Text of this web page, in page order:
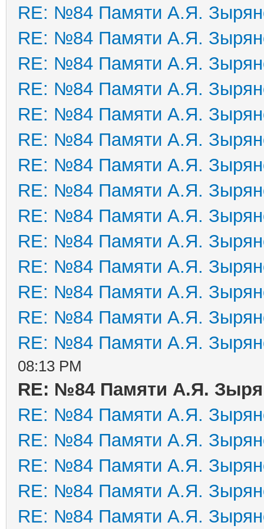
RE: №84 Памяти А.Я.
RE: №84 Памяти А.Я.
RE: №84 Памяти А.Я.
RE: №84 Памяти А.Я.
RE: №84 Памяти А.Я.
RE: №84 Памяти А.Я.
RE: №84 Памяти А.Я.
RE: №84 Памяти А.Я.
RE: №84 Памяти А.Я.
RE: №84 Памяти А.Я.
RE: №84 Памяти А.Я.
RE: №84 Памяти А.Я.
RE: №84 Памяти А.Я.
RE: №84 Памяти А.Я.
08:13 PM
RE: №84 Памяти А.Я.
RE: №84 Памяти А.Я.
RE: №84 Памяти А.Я.
RE: №84 Памяти А.Я.
RE: №84 Памяти А.Я.
RE: №84 Памяти А.Я.